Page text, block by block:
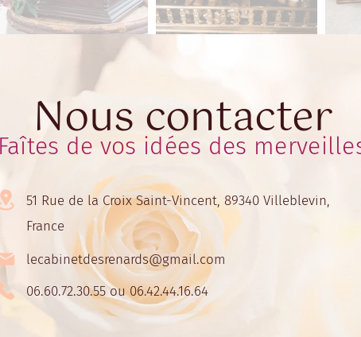
Nous contacter
Faîtes de vos idées des
51 Rue de la Croix Saint-Vincent, 89340 Villeblevin,
France
lecabinetdesrenards@gmail.com
06.60.72.30.55 ou 06.42.44.16.64